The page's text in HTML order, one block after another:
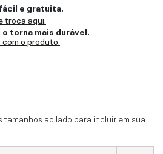
e gratuita.
troca aqui.
torna mais durável.
o produto.
tamanhos ao lado para incluir em sua